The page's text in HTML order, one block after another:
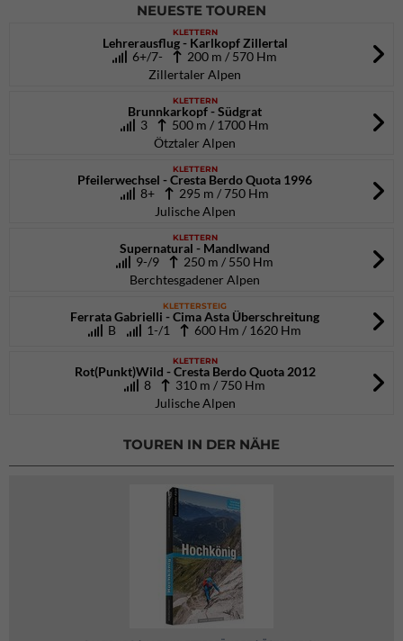
NEUESTE TOUREN
KLETTERN
Lehrerausflug - Karlkopf Zillertal
6+/7-
200 m / 570 Hm
Zillertaler Alpen
KLETTERN
Brunnkarkopf - Südgrat
3
500 m / 1700 Hm
Ötztaler Alpen
KLETTERN
Pfeilerwechsel - Cresta Berdo Quota 1996
8+
295 m / 750 Hm
Julische Alpen
KLETTERN
Supernatural - Mandlwand
9-/9
250 m / 550 Hm
Berchtesgadener Alpen
KLETTERSTEIG
Ferrata Gabrielli - Cima Asta Überschreitung
B
1-/1 600 Hm / 1620 Hm
KLETTERN
Rot(Punkt)Wild - Cresta Berdo Quota 2012
8
310 m / 750 Hm
Julische Alpen
TOUREN IN DER NÄHE